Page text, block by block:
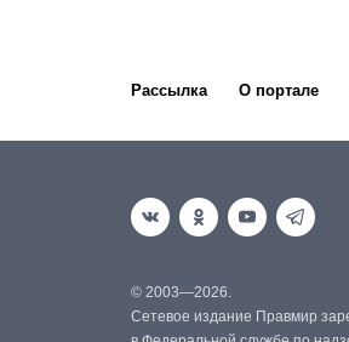
Рассылка О портале
© 2003—2026.
Сетевое издание Правмир